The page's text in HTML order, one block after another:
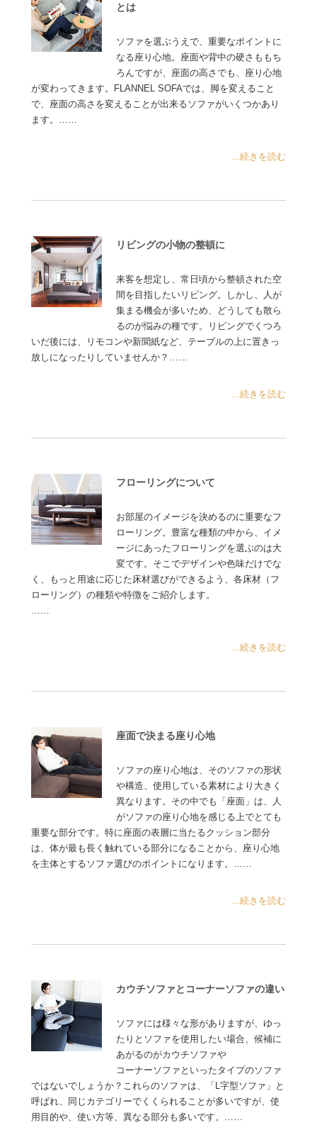
とは
ソファを選ぶうえで、重要なポイントに
なる座り心地。座面や背中の硬さももち
ろんですが、座面の高さでも、座り心地
が変わってきます。FLANNEL SOFAでは、脚を変えること
で、座面の高さを変えることが出来るソファがいくつかあり
ます。……
...続きを読む
リビングの小物の整頓に
来客を想定し、常日頃から整頓された空
間を目指したいリビング。しかし、人が
集まる機会が多いため、どうしても散ら
るのが悩みの種です。リビングでくつろ
いだ後には、リモコンや新聞紙など、テーブルの上に置きっ
放しになったりしていませんか？……
...続きを読む
フローリングについて
お部屋のイメージを決めるのに重要なフ
ローリング。豊富な種類の中から、イメ
ージにあったフローリングを選ぶのは大
変です。そこでデザインや色味だけでな
く、もっと用途に応じた床材選びができるよう、各床材（フ
ローリング）の種類や特徴をご紹介します。
……
...続きを読む
座面で決まる座り心地
ソファの座り心地は、そのソファの形状
や構造、使用している素材により大きく
異なります。その中でも「座面」は、人
がソファの座り心地を感じる上でとても
重要な部分です。特に座面の表層に当たるクッション部分
は、体が最も長く触れている部分になることから、座り心地
を主体とするソファ選びのポイントになります。……
...続きを読む
カウチソファとコーナーソファの違い
ソファには様々な形がありますが、ゆっ
たりとソファを使用したい場合、候補に
あがるのがカウチソファや
コーナーソファといったタイプのソファ
ではないでしょうか？これらのソファは、「L字型ソファ」と
呼ばれ、同じカテゴリーでくくられることが多いですが、使
用目的や、使い方等、異なる部分も多いです。……